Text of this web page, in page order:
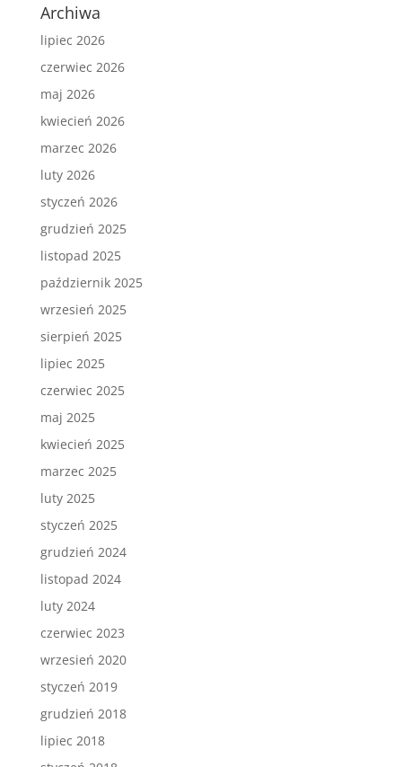
Archiwa
lipiec 2026
czerwiec 2026
maj 2026
kwiecień 2026
marzec 2026
luty 2026
styczeń 2026
grudzień 2025
listopad 2025
październik 2025
wrzesień 2025
sierpień 2025
lipiec 2025
czerwiec 2025
maj 2025
kwiecień 2025
marzec 2025
luty 2025
styczeń 2025
grudzień 2024
listopad 2024
luty 2024
czerwiec 2023
wrzesień 2020
styczeń 2019
grudzień 2018
lipiec 2018